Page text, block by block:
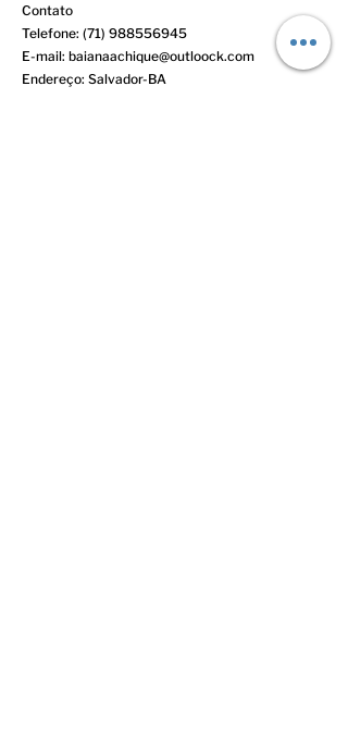
Contato
Telefone: (71) 988556945
E-mail: baianaachique@outloock.com
Endereço: Salvador-BA